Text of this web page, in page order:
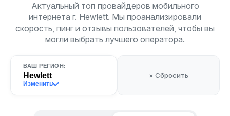
Актуальный топ провайдеров мобильного
интернета г. Hewlett. Мы проанализировали
скорость, пинг и отзывы пользователей, чтобы вы
могли выбрать лучшего оператора.
ВАШ РЕГИОН:
Hewlett
Изменить
× Сбросить